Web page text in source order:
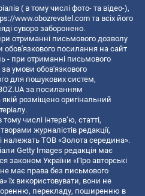
( в тому числі фото- та відео-),
www.obozrevatel.com та всіх його
суворо заборонено.
отриманні письмового дозволу
обов'язкового посилання на сайт
- при отриманні письмового
умови обов'язкового
для пошукових систем,
за посиланням
якій розміщено оригінальний
числі інтерв’ю, статті,
журналістів редакції,
належать ТОВ «Золота середина».
Getty Images редакція має
законом України «Про авторські
не має права без письмового
їх використовувати, вони не
перекладу, поширенню в